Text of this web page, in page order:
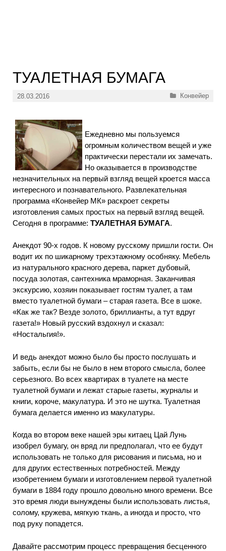
ТУАЛЕТНАЯ БУМАГА
28.03.2016 Рубрики
Конвейер
Ежедневно мы пользуемся
огромным количеством вещей и уже
практически перестали их замечать.
Но оказывается в производстве
незначительных на первый взгляд вещей кроется масса
интересного и познавательного. Развлекательная
программа «Конвейер МК» раскроет секреты
изготовления самых простых на первый взгляд вещей.
Сегодня в программе: ТУАЛЕТНАЯ БУМАГА.
Анекдот 90-х годов. К новому русскому пришли гости. Он
водит их по шикарному трехэтажному особняку. Мебель
из натурального красного дерева, паркет дубовый,
посуда золотая, сантехника мраморная. Заканчивая
экскурсию, хозяин показывает гостям туалет, а там
вместо туалетной бумаги – старая газета. Все в шоке.
«Как же так? Везде золото, бриллианты, а тут вдруг
газета!» Новый русский вздохнул и сказал:
«Ностальгия!».
И ведь анекдот можно было бы просто послушать и
забыть, если бы не было в нем второго смысла, более
серьезного. Во всех квартирах в туалете на месте
туалетной бумаги и лежат старые газеты, журналы и
книги, короче, макулатура. И это не шутка. Туалетная
бумага делается именно из макулатуры.
Когда во втором веке нашей эры китаец Цай Лунь
изобрел бумагу, он вряд ли предполагал, что ее будут
использовать не только для рисования и письма, но и
для других естественных потребностей. Между
изобретением бумаги и изготовлением первой туалетной
бумаги в 1884 году прошло довольно много времени. Все
это время люди вынуждены были использовать листья,
солому, кружева, мягкую ткань, а иногда и просто, что
под руку попадется.
Давайте рассмотрим процесс превращения бесценного